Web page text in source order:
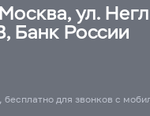
ул.
Банк России
бесплатно для звонков с